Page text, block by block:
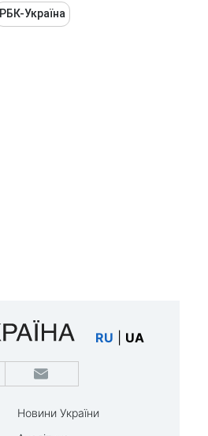
РБК-Україна
RU UA
Новини України